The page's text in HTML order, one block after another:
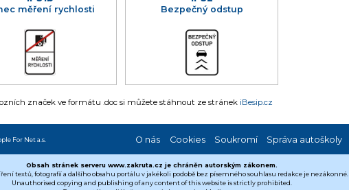
měření rychlosti Bezpečný odstup
značek ve formátu .doc si můžete stáhnout ze stránek iBesip.cz
For Net a.s. O nás Cookies Soukromí Správa autoškoly
Obsah stránek serveru www.zakruta.cz je chráněn autorským zákonem.
textů, fotografií a dalšího obsahu portálu v jakékoli podobě bez písemného souhlasu redakce je nezákonné.
Unauthorised copying and publishing of any content of this website is strictly prohibited.